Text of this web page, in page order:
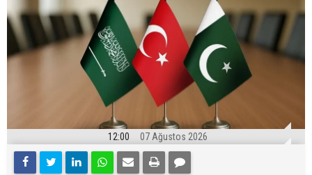
12:00 07 Ağustos 2026